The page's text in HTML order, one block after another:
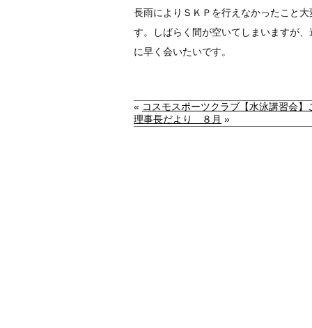
長雨によりＳＫＰを行えなかったこと
す。しばらく間が空いてしまいますが
に早く会いたいです。
« コスモスポーツクラブ【水泳講習会】
理事長だより ８月 »